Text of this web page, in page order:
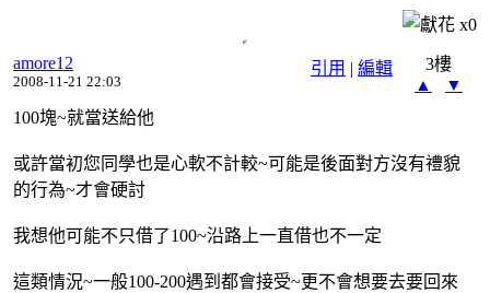
x0
引用 | 編輯
amore12
2008-11-21 22:03
3樓
▲
▼
100塊~就當送給他
或許當初您同學也是心軟不計較~可能是後面對方沒有禮貌
的行為~才會硬討
我想他可能不只借了100~沿路上一直借也不一定
這類情況~一般100-200遇到都會接受~更不會想要去要回來